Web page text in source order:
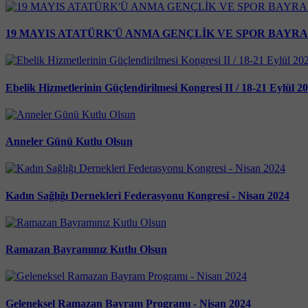
19 MAYIS ATATÜRK'Ü ANMA GENÇLİK VE SPOR
Ebelik Hizmetlerinin Güçlendirilmesi Kongresi II / 18-21 Eylül
Anneler Günü Kutlu Olsun
Kadın Sağlığı Dernekleri Federasyonu Kongresi - Nisan 2024
Ramazan Bayramınız Kutlu Olsun
Geleneksel Ramazan Bayram Programı - Nisan 2024